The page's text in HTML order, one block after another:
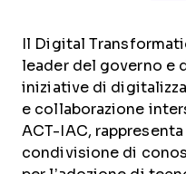
Il Digital
leader del governo e
iniziative di
e collaborazione
ACT-IAC,
condivisione di